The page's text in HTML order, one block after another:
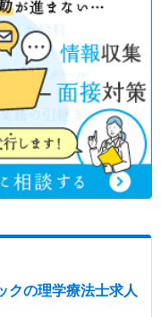
クの理学療法士求人